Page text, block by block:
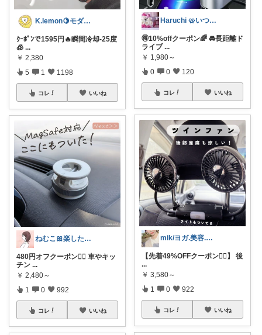
K.lemon🍋モダン+家事楽+🐶
ｸｰﾎﾟﾝで1595円🔥瞬間冷却-25度
🧊 ...
￥ 2,380
5 1 1198
コレ いいね
ねむこ🎀楽したいママの購入品ほぼオリ写
480円オフクーポン❤️‍🔥 車やキッ
チン ...
￥ 2,480～
1 0 992
コレ いいね
Haruchi 🥨いつもありがとう🌸
🉐10%offクーポン🌈 🚘長距離ド
ライブ ...
￥ 1,980～
0 0 120
コレ いいね
mik/ヨガ.美容.ファッション𓂃.✿
【先着49%OFFクーポン❤️‍🔥】 後
...
￥ 3,580～
1 0 922
コレ いいね